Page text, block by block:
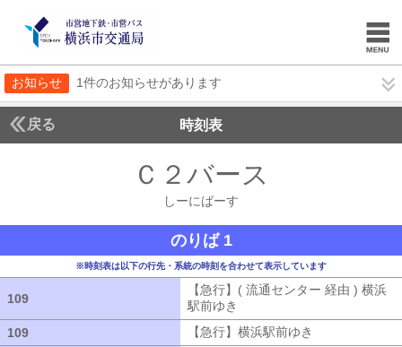
お知らせ 1件のお知らせがあります
戻る 時刻表
Ｃ２バース
しーにばーす
のりば 1
※時刻表は以下の行先・系統の時刻を合わせて表示しています
109
【急行】( 流通センター 経由 ) 横浜
駅前ゆき
109
【急行】横浜駅前ゆき